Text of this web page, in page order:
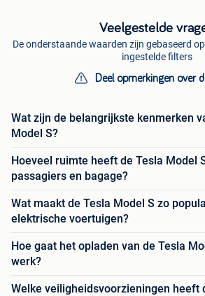
Veelgestelde
De onderstaande waarden zijn gebaseerd
ingestelde filters
Deel opmerkingen over
Wat zijn de belangrijkste kenmerken
Model S?
Hoeveel ruimte heeft de Tesla Model
passagiers en bagage?
Wat maakt de Tesla Model S zo
elektrische voertuigen?
Hoe gaat het opladen van de Tesla
werk?
Welke veiligheidsvoorzieningen heeft